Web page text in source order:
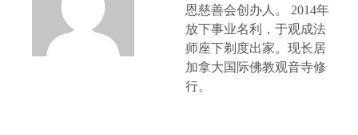
恩慈善会创办人。 2014年
放下事业名利，于观成法
师座下剃度出家。现长居
加拿大国际佛教观音寺修
行。